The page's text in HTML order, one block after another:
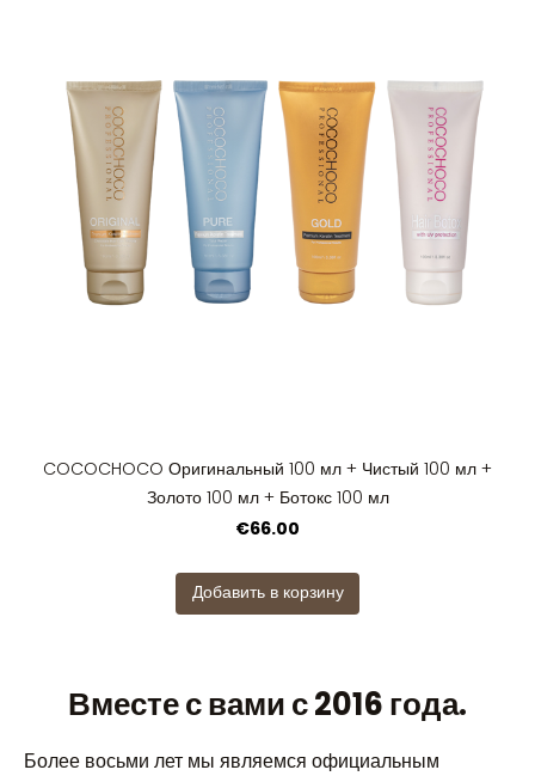
COCOCHOCO Оригинальный 100 мл + Чистый 100 мл +
Золото 100 мл + Ботокс 100 мл
€66.00
Добавить в корзину
Вместе с вами с 2016 года.
Более восьми лет мы являемся официальным